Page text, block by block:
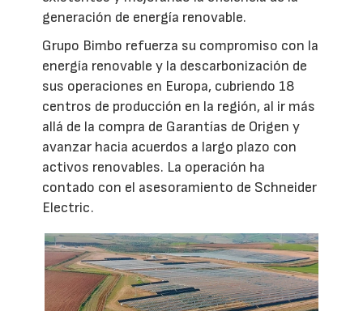
generación de energía renovable.
Grupo Bimbo refuerza su compromiso con la
energía renovable y la descarbonización de
sus operaciones en Europa, cubriendo 18
centros de producción en la región, al ir más
allá de la compra de Garantías de Origen y
avanzar hacia acuerdos a largo plazo con
activos renovables. La operación ha
contado con el asesoramiento de Schneider
Electric.